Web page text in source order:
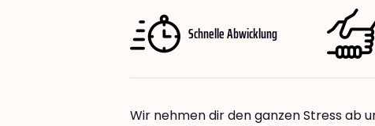
Schnelle Abwicklung
Wir nehmen dir den ganzen Stress ab